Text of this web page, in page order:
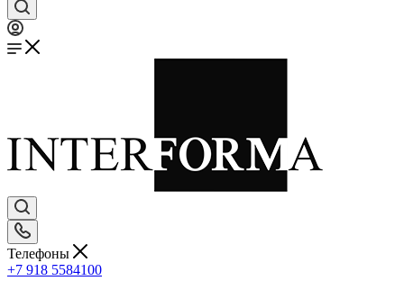
Телефоны
+7 918 5584100